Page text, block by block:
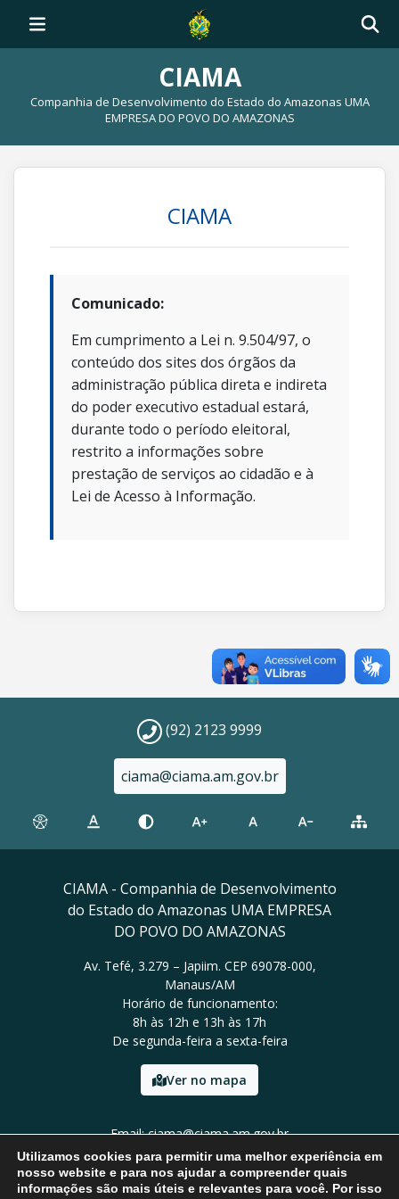
CIAMA
Companhia de Desenvolvimento do Estado do Amazonas UMA
EMPRESA DO POVO DO AMAZONAS
CIAMA
Comunicado:
Em cumprimento a Lei n. 9.504/97, o
conteúdo dos sites dos órgãos da
administração pública direta e indireta
do poder executivo estadual estará,
durante todo o período eleitoral,
restrito a informações sobre
prestação de serviços ao cidadão e à
Lei de Acesso à Informação.
(92) 2123 9999
ciama@ciama.am.gov.br
CIAMA - Companhia de Desenvolvimento
do Estado do Amazonas UMA EMPRESA
DO POVO DO AMAZONAS
Av. Tefé, 3.279 – Japiim. CEP 69078-000,
Manaus/AM
Horário de funcionamento:
8h às 12h e 13h às 17h
De segunda-feira a sexta-feira
Ver no mapa
Email: ciama@ciama.am.gov.br
Tel: (92) 2123 9999
Utilizamos cookies para permitir uma melhor experiência em
nosso website e para nos ajudar a compreender quais
informações são mais úteis e relevantes para você. Por isso